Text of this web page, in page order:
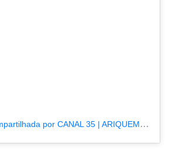
Uma publicação compartilhada por CANAL 35 | ARIQUEMES190.COM.BR (@tvpcanal35)